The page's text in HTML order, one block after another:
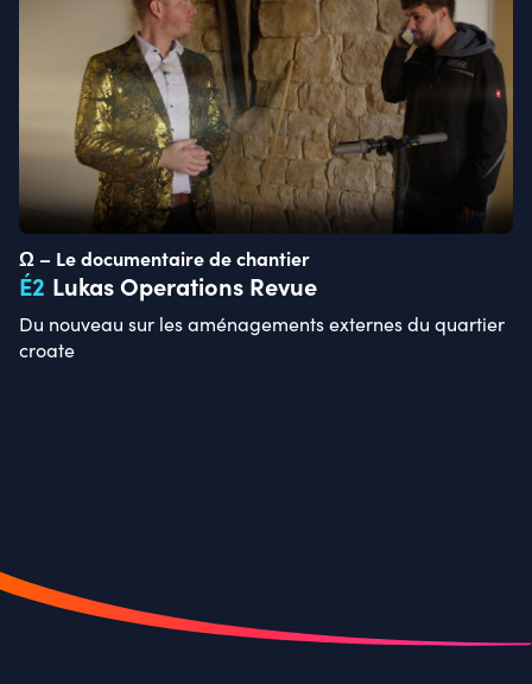
Ω – Le documentaire de chantier
É2 Lukas Operations Revue
Du nouveau sur les aménagements externes du quartier
croate